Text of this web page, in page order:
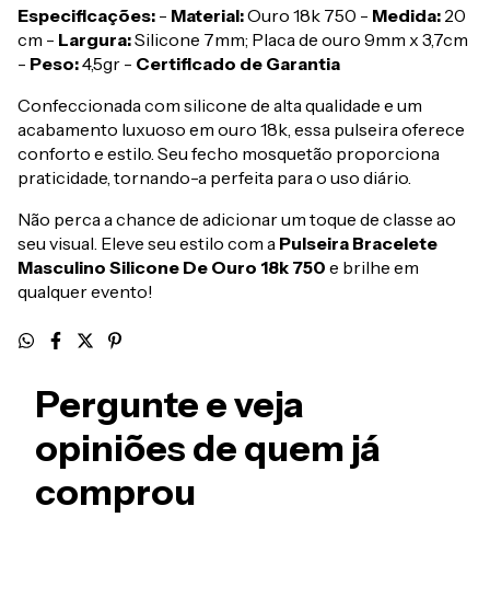
Especificações: - Material:Ouro 18k 750 - Medida: 20
cm - Largura:Silicone 7mm; Placa de ouro 9mm x 3,7cm
- Peso:4,5gr - Certificado de Garantia
Confeccionada com silicone de alta qualidade e um
acabamento luxuoso em ouro 18k, essa pulseira oferece
conforto e estilo. Seu fecho mosquetão proporciona
praticidade, tornando-a perfeita para o uso diário.
Não perca a chance de adicionar um toque de classe ao
seu visual. Eleve seu estilo com a Pulseira Bracelete
Masculino Silicone De Ouro 18k 750 e brilhe em
qualquer evento!
Pergunte e veja
opiniões de quem já
comprou